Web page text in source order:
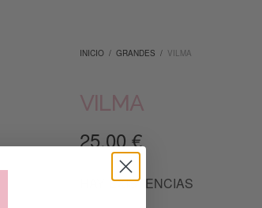
INICIO / GRANDES / VILMA
VILMA
25.00€
HAY EXISTENCIAS